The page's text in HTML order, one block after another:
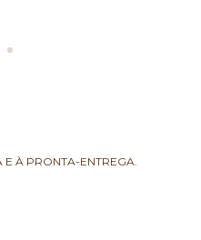
À PRONTA-ENTREGA.